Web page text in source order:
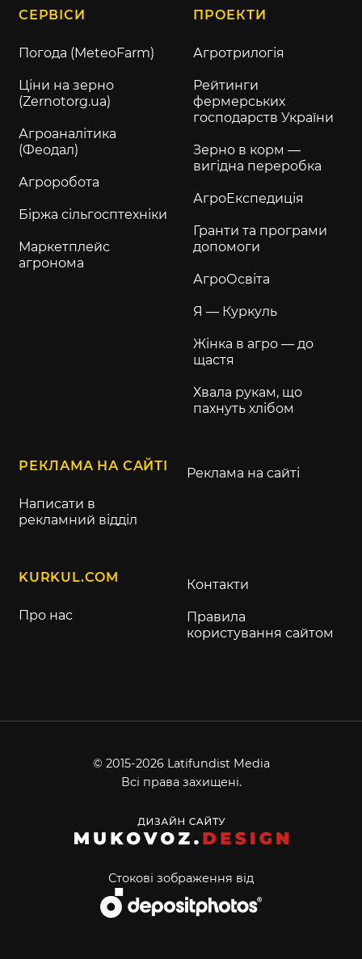
СЕРВІСИ
Погода (MeteoFarm)
Ціни на зерно
(Zernotorg.ua)
Агроаналітика
(Феодал)
Агроробота
Біржа сільгосптехніки
Маркетплейс
агронома
ПРОЕКТИ
Агротрилогія
Рейтинги
фермерських
господарств України
Зерно в корм —
вигідна переробка
АгроЕкспедиція
Гранти та програми
допомоги
АгроОсвіта
Я — Куркуль
Жінка в агро — до
щастя
Хвала рукам, що
пахнуть хлібом
РЕКЛАМА НА САЙТІ
Написати в
рекламний відділ
Реклама на сайті
KURKUL.COM
Про нас
Контакти
Правила
користування сайтом
© 2015-2026 Latifundist Media
Всі права захищені.
Стокові зображення від